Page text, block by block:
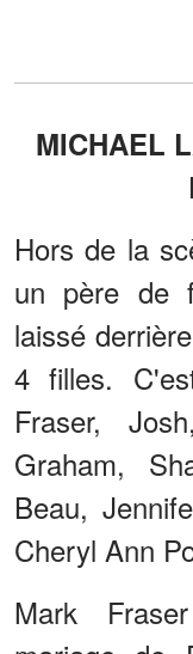
MICHAEL
Hors de la
un père de
laissé
4 filles.
Fraser,
Graham,
Beau,
Cheryl Ann
Mark